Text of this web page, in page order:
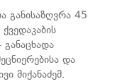
განისაზღვრა 45
და
მიქანაძემ.